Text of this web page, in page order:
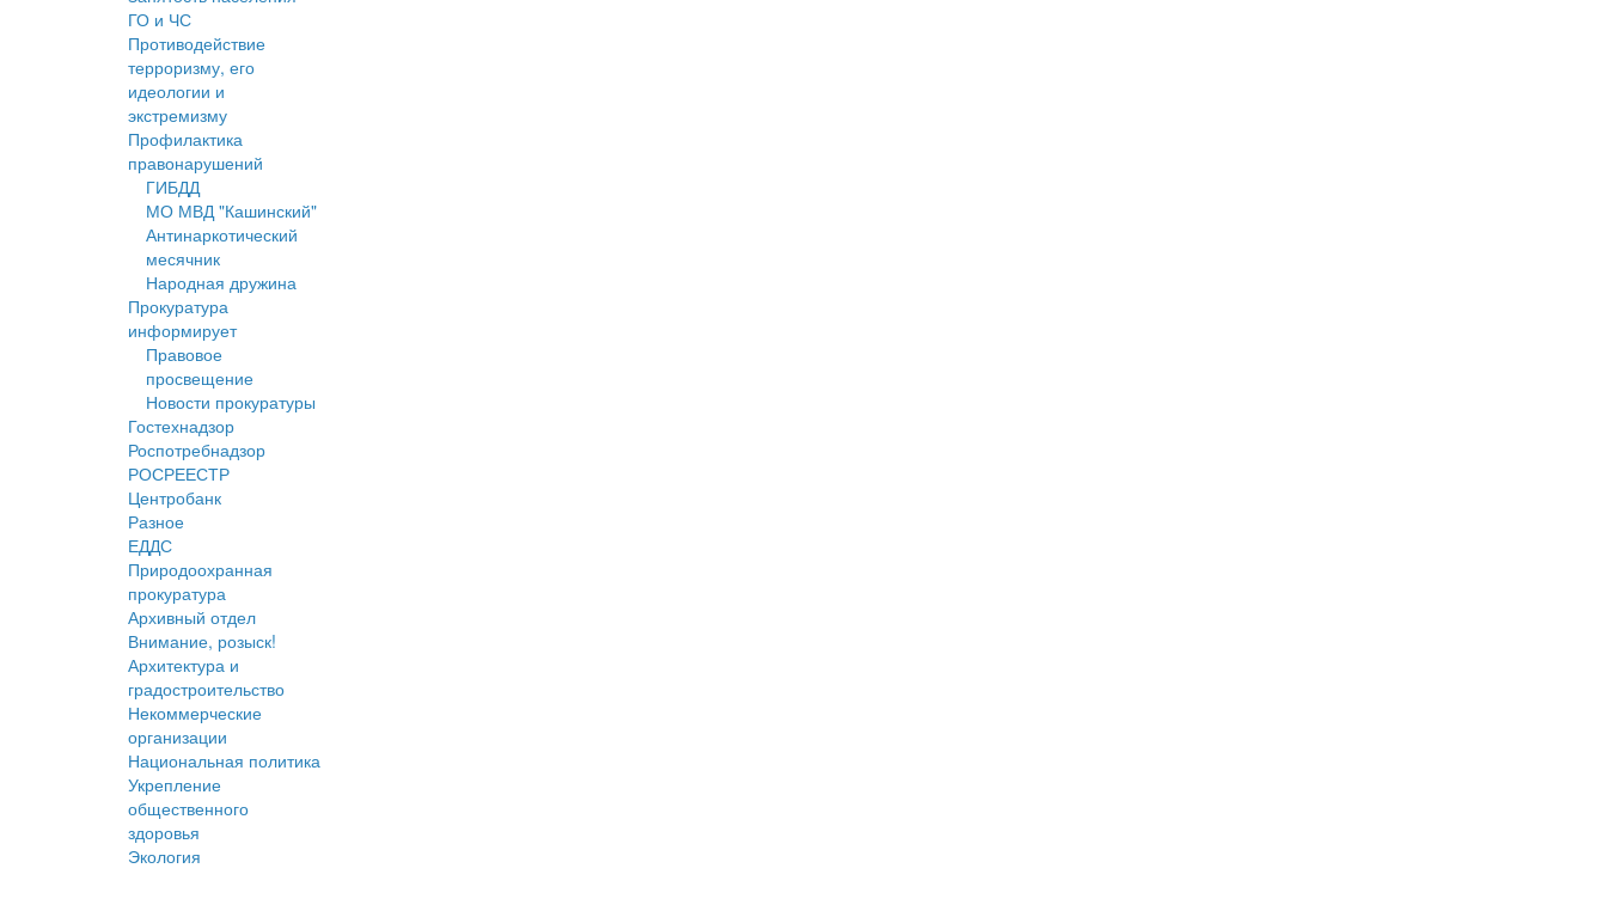
ГО и ЧС
Противодействие
терроризму, его
идеологии и
экстремизму
Профилактика
правонарушений
ГИБДД
МО МВД "Кашинский"
Антинаркотический
месячник
Народная дружина
Прокуратура
информирует
Правовое
просвещение
Новости прокуратуры
Гостехнадзор
Роспотребнадзор
РОСРЕЕСТР
Центробанк
Разное
ЕДДС
Природоохранная
прокуратура
Архивный отдел
Внимание, розыск!
Архитектура и
градостроительство
Некоммерческие
организации
Национальная политика
Укрепление
общественного
здоровья
Экология